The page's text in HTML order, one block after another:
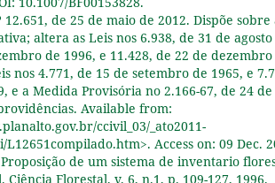
12.651, de 25 de maio de 2012. Dispõe
altera as Leis nos 6.938, de 31 de
de 1996, e 11.428, de 22 de dezembro
nos 4.771, de 15 de setembro de 1965, e
e a Medida Provisória no 2.166-67, de 24 de
Available from:
ccivil_03/_ato2011-
L12651compilado.htm>. Access on: 09 Dec.
de um sistema de inventario
Ciência Florestal, v. 6, n.1, p. 109-127, 1996.